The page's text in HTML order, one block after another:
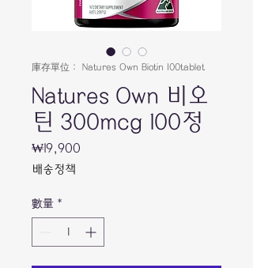
庫存單位： Natures Own Biotin 100tablet
Natures Own 비오
틴 300mcg 100정
₩19,900
배송정책
數量 *